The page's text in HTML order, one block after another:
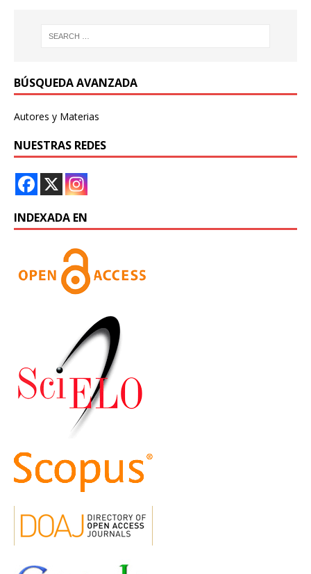
BÚSQUEDA AVANZADA
Autores y Materias
NUESTRAS REDES
INDEXADA EN